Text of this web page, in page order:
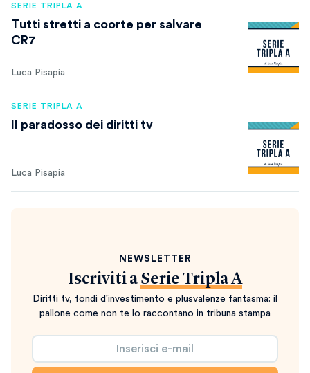
SERIE TRIPLA A
Tutti stretti a coorte per salvare
CR7
Luca Pisapia
SERIE TRIPLA A
Il paradosso dei diritti tv
Luca Pisapia
NEWSLETTER
Iscriviti a Serie Tripla A
Diritti tv, fondi d'investimento e plusvalenze fantasma: il
pallone come non te lo raccontano in tribuna stampa